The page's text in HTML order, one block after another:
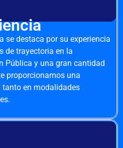
se destaca por su experiencia
de trayectoria en la
Pública y una gran cantidad
proporcionamos una
en modalidades